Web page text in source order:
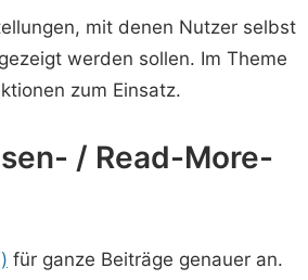
mit denen Nutzer selbst
werden sollen. Im Theme
zum Einsatz.
/ Read-More-
für ganze Beiträge genauer an.